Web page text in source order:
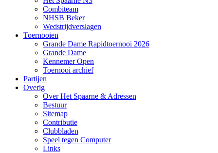
Combiteam
NHSB Beker
Wedstrijdverslagen
Toernooien
Grande Dame Rapidtoernooi 2026
Grande Dame
Kennemer Open
Toernooi archief
Partijen
Overig
Over Het Spaarne & Adressen
Bestuur
Sitemap
Contributie
Clubbladen
Speel tegen Computer
Links